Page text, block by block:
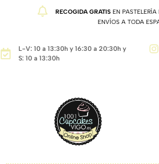
RECOGIDA GRATISEN PASTELERÍA
ENVÍOS A TODA
L-V: 10 a 13:30h y 16:30 a 20:30h y
S: 10 a 13:30h